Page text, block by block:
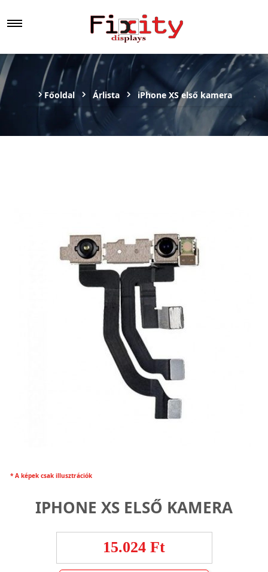
Főoldal Árlista iPhone XS első kamera
* A képek csak illusztrációk
IPHONE XS ELSŐ KAMERA
15.024 Ft